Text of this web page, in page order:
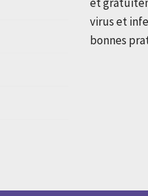
virus et
bonnes